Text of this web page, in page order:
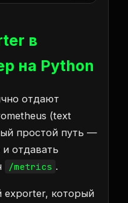
в
на Python
отдают
(text
простой путь —
отдавать
/metrics .
который